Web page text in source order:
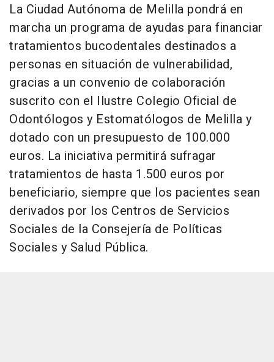
La Ciudad Autónoma de Melilla pondrá en
marcha un programa de ayudas para financiar
tratamientos bucodentales destinados a
personas en situación de vulnerabilidad,
gracias a un convenio de colaboración
suscrito con el Ilustre Colegio Oficial de
Odontólogos y Estomatólogos de Melilla y
dotado con un presupuesto de 100.000
euros. La iniciativa permitirá sufragar
tratamientos de hasta 1.500 euros por
beneficiario, siempre que los pacientes sean
derivados por los Centros de Servicios
Sociales de la Consejería de Políticas
Sociales y Salud Pública.